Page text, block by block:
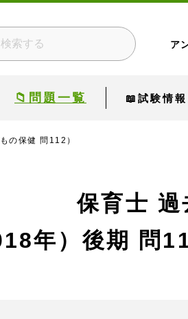
ア
📁問題一覧 📖試験情報
の保健 問112）
保育士 過
年）後期
問